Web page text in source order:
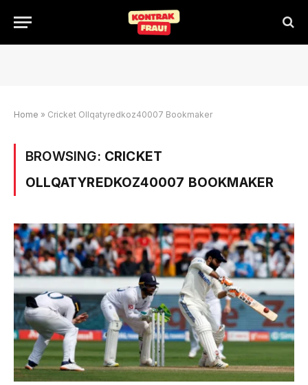
Home » Cricket Ollqatyredkoz40007 Bookmaker
BROWSING: CRICKET
OLLQATYREDKOZ40007 BOOKMAKER